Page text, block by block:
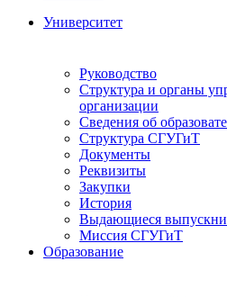
Университет
Руководство
Структура и органы
организации
Сведения об
Структура СГУГиТ
Документы
Реквизиты
Закупки
История
Выдающиеся
Миссия СГУГиТ
Образование